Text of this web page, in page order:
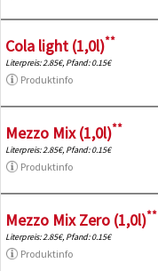
Cola light (1,0l)**
Literpreis: 2.85€, Pfand: 0.15€
Produktinfo
Mezzo Mix (1,0l)**
Literpreis: 2.85€, Pfand: 0.15€
Produktinfo
Mezzo Mix Zero (1,0l)**
Literpreis: 2.85€, Pfand: 0.15€
Produktinfo